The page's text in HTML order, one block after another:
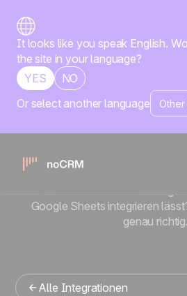
It looks like you speak English.
the site in your language?
YES
NO
Or select another language
No-code
Google
Google Sheets integrieren
genau richtig.
Alle Integrationen